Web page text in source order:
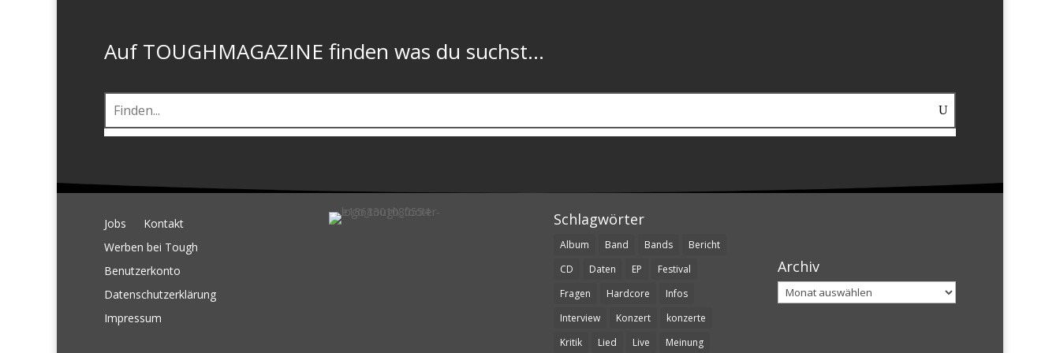
Auf TOUGHMAGAZINE finden was du suchst...
Jobs
Kontakt
Werben bei Tough
Benutzerkonto
Datenschutzerklärung
Impressum
Schlagwörter
Album Band Bands
Bericht
CD
Daten EP
Festival
Fragen
Hardcore
Infos
Interview
Konzert
konzerte
Kritik
Lied Live Meinung
Archiv
Archiv